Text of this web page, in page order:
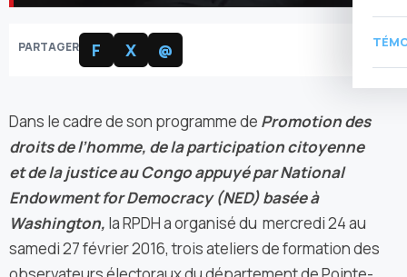
PARTAGER F X @
Dans le cadre de son programme de Promotion des
droits de l’homme, de la participation citoyenne
et de la justice au Congo appuyé par National
Endowment for Democracy (NED) basée à
Washington, la RPDH a organisé du mercredi 24 au
samedi 27 février 2016, trois ateliers de formation des